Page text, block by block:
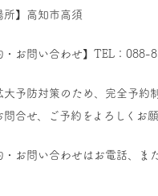
所】高知市高須
・お問い合わせ】TEL：088-
大予防対策のため、完全予約
合せ、ご予約をよろしくお
お問い合わせはお電話、ま